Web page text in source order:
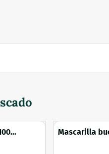
Mascarilla